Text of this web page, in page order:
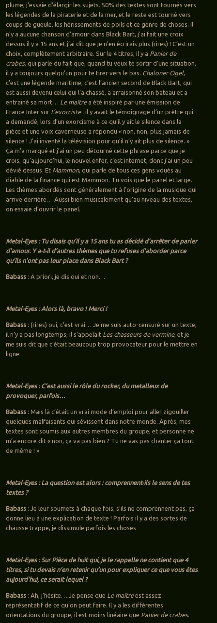
plume, j’essaie d’élargir les sujets. 50% des textes sont tournés vers
les légendes de la piraterie et de la mer, et le reste est tourné vers
coups de gueule, les hérissements de poils et ce genre de choses. Il
n’y a aucune chanson d’amour dans Black Bart, j’ai fait une croix
dessus il y a 15 ans et j’ai dit que je n’en écrirais plus (rires) ! C’est un
choix, complètement arbitraire. Sur le 4 titres, il y a Panier de
crabes, qui parle du fait que, quand tu veux te sortir d’une situation,
il y a toujours quelqu’un pour te tirer vers le bas. Chaloner Ogel,
c’est une légende maritime, c’est l’ancien second de Black Bart, qui
est aussi devenu celui qui l’a chassé, a arraisonné son bateau et a
entrainé sa mort… Le maîtrea été inspiré par une émission de
France Inter sur L’exorciste: il y avait le témoignage d’un prêtre qui
a demandé, lors d’un exorcisme à ce qu’il y ait le silence dans la
pièce et une voix caverneuse a répondu « non, non, plus jamais de
silence ! J’ai inventé la télévision pour qu’il n’y ait plus de silence. »
Ça m’a marqué et j’ai un peu détourné cette phrase parce que je
crois, qu’aujourd’hui, le nouvel enfer, c’est internet, donc j’ai un peu
dévié dessus. Et Mammon, qui parle de tous ces gens voués au
diable de la finance qui est Mammon. Tu vois que le panel et large.
Les thèmes abordés sont généralement à l’origine de la musique qui
arrive derrière… Aussi bien musicalement qu’au niveau des textes,
on essaie d’ouvrir le panel.
Metal-Eyes : Tu disais qu’il y a 15 ans tu as décidé d’arrêter de parler
d’amour. Y a-t-il d’autres thèmes que tu refuses d’aborder parce
qu’ils n’ont pas leur place dans Black Bart ?
Babass: A priori, je dis oui et non…
Metal-Eyes : Alors là, bravo ! Merci !
Babass: (rires) oui, c’est vrai… Je me suis auto-censuré sur un texte,
il n’y a pas longtemps, il s’appelait Les chasseurs de vermine, et je
me suis dit que c’était beaucoup trop provocateur pour le mettre en
ligne.
Metal-Eyes : C’est aussi le rôle du rocker, du metalleux de
provoquer, parfois…
Babass: Mais là c’était un vrai mode d’emploi pour aller zigouiller
quelques malfaisants qui sévissent dans notre monde. Après, mes
textes sont soumis aux autres membres du groupe, et personne ne
m’a encore dit « non, ça va pas bien ? Tu ne vas pas chanter ça tout
de même ! »
Metal-Eyes : La question est alors : comprennent-ils le sens de tes
textes ?
Babass: Je leur soumets à chaque fois, s’ils ne comprennent pas, ça
donne lieu à une explication de texte ! Parfois il y a des sortes de
chausse trappe, je dissimule parfois les choses
Metal-Eyes : Sur Pièce de huit qui, je le rappelle ne contient que 4
titres, si tu devais n’en retenir qu’un pour expliquer ce que vous êtes
aujourd’hui, ce serait lequel ?
Babass: Ah, j’hésite… Je pense que Le maîtreest assez
représentatif de ce qu’on peut faire. Il y a les différentes
orientations du groupe, il est moins linéaire que Panier de crabes.